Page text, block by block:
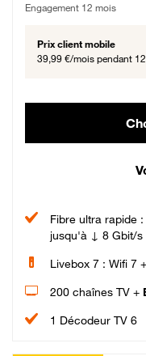
Engagement 12 mois
Prix client mobile
39,99 €/mois pendant
Fibre ultra rapide :
jusqu'à ↓ 8 Gbit/
Livebox 7 : Wifi 7
200 chaînes TV +
1 Décodeur TV 6